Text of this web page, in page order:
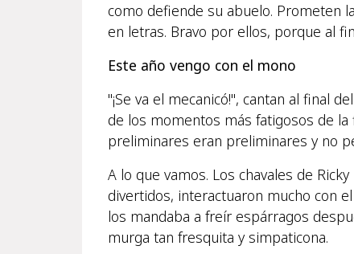
como defiende su abuelo. Prometen
en letras. Bravo por ellos, porque al
Este año vengo con el mono
"¡Se va el mecanicó!", cantan al final
de los momentos más fatigosos de la
preliminares eran preliminares y no
A lo que vamos. Los chavales de
divertidos, interactuaron mucho con
los mandaba a freír espárragos
murga tan fresquita y simpaticona.